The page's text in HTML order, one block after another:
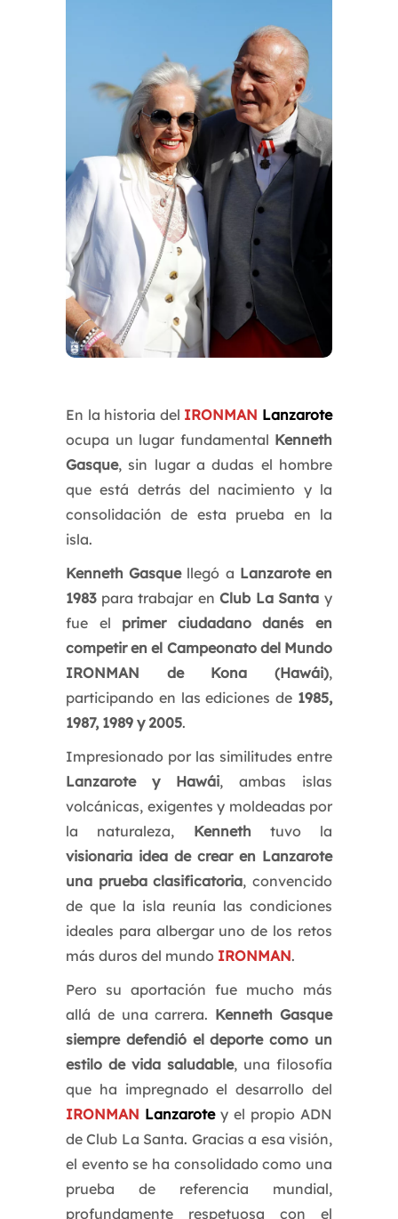
En la historia del IRONMAN Lanzarote
ocupa un lugar fundamental Kenneth
Gasque, sin lugar a dudas el hombre
que está detrás del nacimiento y la
consolidación de esta prueba en la
isla.
Kenneth Gasquellegó a Lanzarote en
1983para trabajar enClub La Santa y
fue el primer ciudadano danés en
competir en el Campeonato del Mundo
IRONMAN de Kona (Hawái),
participando en las ediciones de 1985,
1987, 1989 y 2005.
Impresionado por las similitudes entre
Lanzarote y Hawái, ambas islas
volcánicas, exigentes y moldeadas por
la naturaleza, Kenneth tuvo la
visionaria idea de crear en Lanzarote
una prueba clasificatoria, convencido
de que la isla reunía las condiciones
ideales para albergar uno de los retos
más duros del mundo IRONMAN.
Pero su aportación fue mucho más
allá de una carrera. Kenneth Gasque
siempre defendió el deporte como un
estilo de vida saludable, una filosofía
que ha impregnado el desarrollo del
IRONMAN Lanzarotey el propio ADN
de Club La Santa. Gracias a esa visión,
el evento se ha consolidado como una
prueba de referencia mundial,
profundamente respetuosa con el